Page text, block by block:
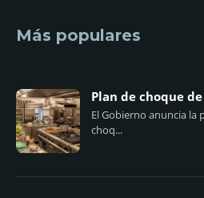
Más populares
Plan de choque
El Gobierno anuncia la
choq...